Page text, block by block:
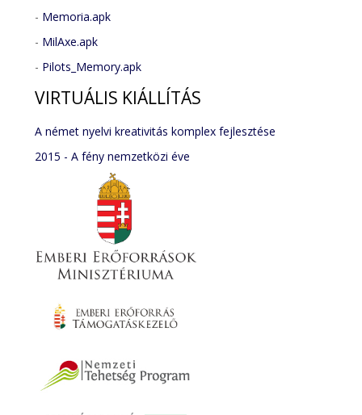
- Memoria.apk
- MilAxe.apk
- Pilots_Memory.apk
VIRTUÁLIS KIÁLLÍTÁS
A német nyelvi kreativitás komplex fejlesztése
2015 - A fény nemzetközi éve